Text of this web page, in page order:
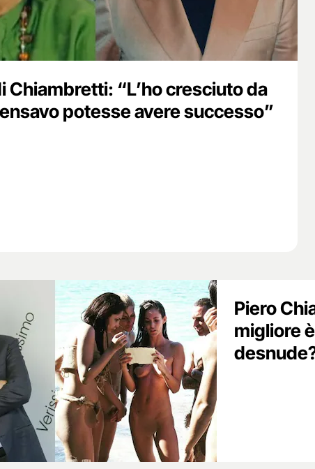
Chiambretti: “L’ho cresciuto da
potesse avere successo”
Piero
migliore